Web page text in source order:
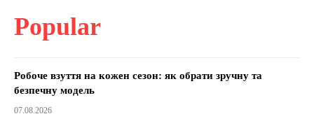
Popular
Робоче взуття на кожен сезон: як обрати зручну та
безпечну модель
07.08.2026